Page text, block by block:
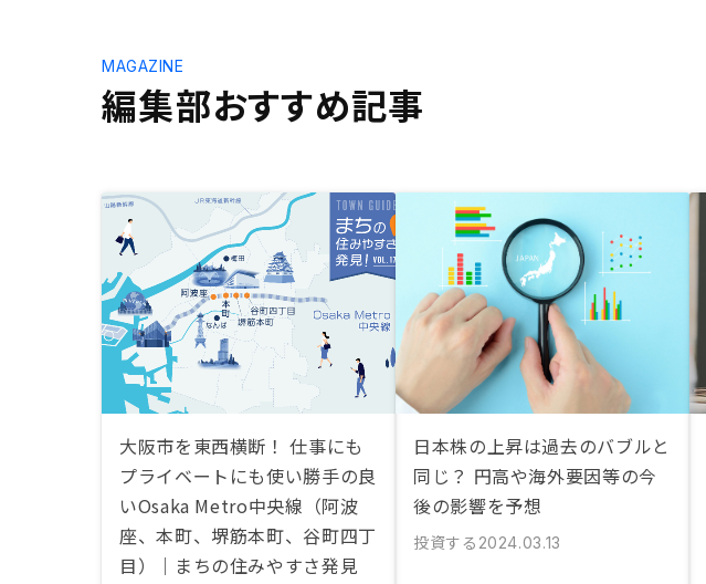
編集部おすすめ記事
MAGAZINE
大阪市を東西横断！ 仕事にも
プライベートにも使い勝手の良
いOsaka Metro中央線（阿波
座、本町、堺筋本町、谷町四丁
目）｜まちの住みやすさ発見
日本株の上昇は過去のバブルと
同じ？ 円高や海外要因等の今
後の影響を予想
投資する 2024.03.13